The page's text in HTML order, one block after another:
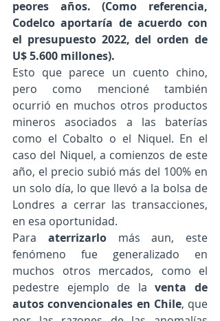
peores años. (Como referencia,
Codelco aportaría de acuerdo con
el presupuesto 2022, del orden de
U$ 5.600 millones).
Esto que parece un cuento chino,
pero como mencioné también
ocurrió en muchos otros productos
mineros asociados a las baterías
como el Cobalto o el Niquel. En el
caso del Niquel, a comienzos de este
año, el precio subió más del 100% en
un solo día, lo que llevó a la bolsa de
Londres a cerrar las transacciones,
en esa oportunidad.
Para aterrizarlo más aun, este
fenómeno fue generalizado en
muchos otros mercados, como el
pedestre ejemplo de la venta de
autos convencionales en Chile, que